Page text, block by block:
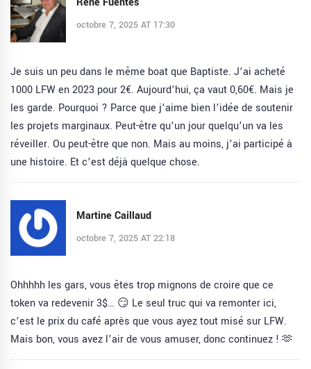
octobre 7, 2025 AT 17:30
Je suis un peu dans le même boat que Baptiste. J’ai acheté
1000 LFW en 2023 pour 2€. Aujourd’hui, ça vaut 0,60€. Mais je
les garde. Pourquoi ? Parce que j’aime bien l’idée de soutenir
les projets marginaux. Peut-être qu’un jour quelqu’un va les
réveiller. Ou peut-être que non. Mais au moins, j’ai participé à
une histoire. Et c’est déjà quelque chose.
Martine Caillaud
octobre 7, 2025 AT 22:18
Ohhhhh les gars, vous êtes trop mignons de croire que ce
token va redevenir 3$… 😏 Le seul truc qui va remonter ici,
c’est le prix du café après que vous ayez tout misé sur LFW.
Mais bon, vous avez l’air de vous amuser, donc continuez ! 🫶